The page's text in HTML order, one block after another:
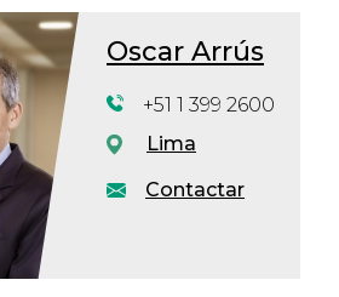
Oscar Arrús
Contactar
+51 1 399 2600
Lima